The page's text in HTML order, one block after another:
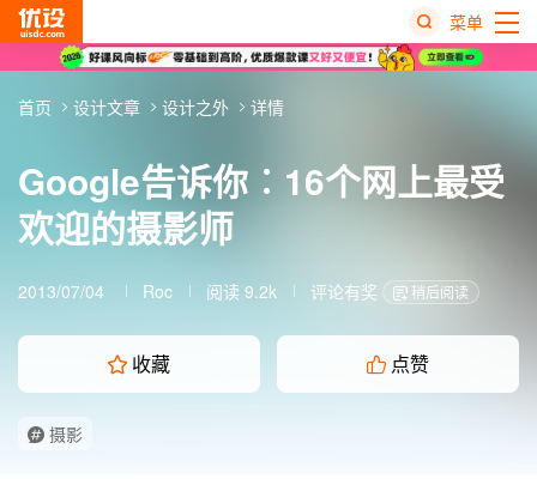
菜单
Google告诉你︰16个网上最受
欢迎的摄影师
2013/07/04 Roc 阅读 9.2k 评论有奖 稍后阅读
收藏 点赞
摄影
首页 设计文章 设计之外 详情